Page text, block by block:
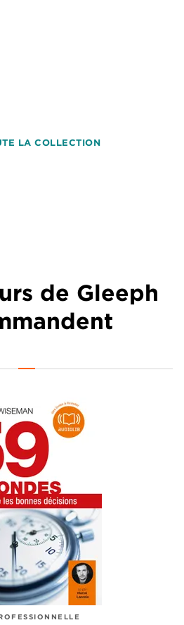
LA COLLECTION
de Gleeph